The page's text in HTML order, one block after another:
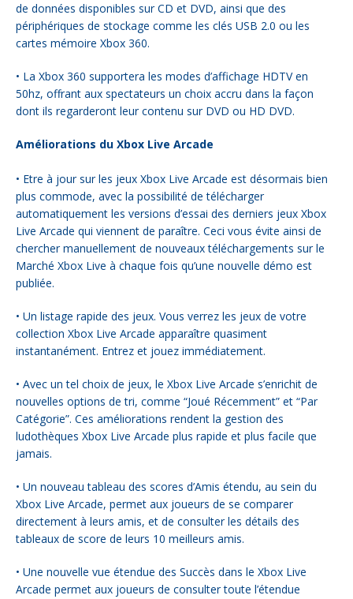
de données disponibles sur CD et DVD, ainsi que des
périphériques de stockage comme les clés USB 2.0 ou les
cartes mémoire Xbox 360.
• La Xbox 360 supportera les modes d’affichage HDTV en
50hz, offrant aux spectateurs un choix accru dans la façon
dont ils regarderont leur contenu sur DVD ou HD DVD.
Améliorations du Xbox Live Arcade
• Etre à jour sur les jeux Xbox Live Arcade est désormais bien
plus commode, avec la possibilité de télécharger
automatiquement les versions d’essai des derniers jeux Xbox
Live Arcade qui viennent de paraître. Ceci vous évite ainsi de
chercher manuellement de nouveaux téléchargements sur le
Marché Xbox Live à chaque fois qu’une nouvelle démo est
publiée.
• Un listage rapide des jeux. Vous verrez les jeux de votre
collection Xbox Live Arcade apparaître quasiment
instantanément. Entrez et jouez immédiatement.
• Avec un tel choix de jeux, le Xbox Live Arcade s’enrichit de
nouvelles options de tri, comme “Joué Récemment” et “Par
Catégorie”. Ces améliorations rendent la gestion des
ludothèques Xbox Live Arcade plus rapide et plus facile que
jamais.
• Un nouveau tableau des scores d’Amis étendu, au sein du
Xbox Live Arcade, permet aux joueurs de se comparer
directement à leurs amis, et de consulter les détails des
tableaux de score de leurs 10 meilleurs amis.
• Une nouvelle vue étendue des Succès dans le Xbox Live
Arcade permet aux joueurs de consulter toute l’étendue